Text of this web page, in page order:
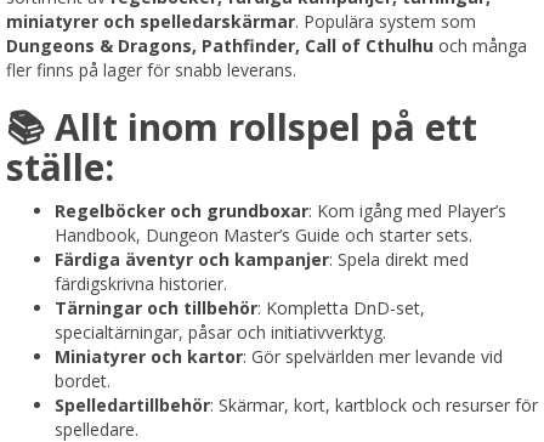
miniatyrer och spelledarskärmar. Populära system som
Dungeons & Dragons, Pathfinder, Call of Cthulhu och många
fler finns på lager för snabb leverans.
📚 Allt inom rollspel på ett
ställe:
Regelböcker och grundboxar: Kom igång med Player’s
Handbook, Dungeon Master’s Guide och starter sets.
Färdiga äventyr och kampanjer: Spela direkt med
färdigskrivna historier.
Tärningar och tillbehör: Kompletta DnD-set,
specialtärningar, påsar och initiativverktyg.
Miniatyrer och kartor: Gör spelvärlden mer levande vid
bordet.
Spelledartillbehör: Skärmar, kort, kartblock och resurser för
spelledare.